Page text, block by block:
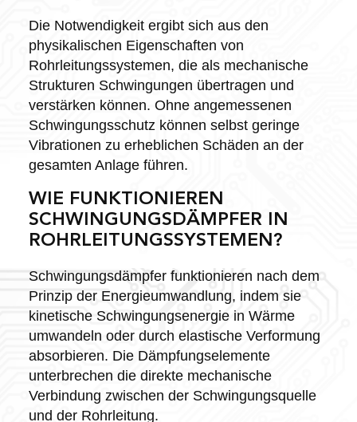
Die Notwendigkeit ergibt sich aus den
physikalischen Eigenschaften von
Rohrleitungssystemen, die als mechanische
Strukturen Schwingungen übertragen und
verstärken können. Ohne angemessenen
Schwingungsschutz können selbst geringe
Vibrationen zu erheblichen Schäden an der
gesamten Anlage führen.
WIE FUNKTIONIEREN
SCHWINGUNGSDÄMPFER IN
ROHRLEITUNGSSYSTEMEN?
Schwingungsdämpfer funktionieren nach dem
Prinzip der Energieumwandlung, indem sie
kinetische Schwingungsenergie in Wärme
umwandeln oder durch elastische Verformung
absorbieren. Die Dämpfungselemente
unterbrechen die direkte mechanische
Verbindung zwischen der Schwingungsquelle
und der Rohrleitung.